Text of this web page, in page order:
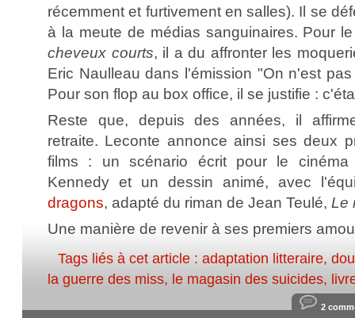
récemment et furtivement en salles). Il se
à la meute de médias sanguinaires. Pour
cheveux courts, il a du affronter les
Eric Naulleau dans l'émission "On n'est
Pour son flop au box office, il se justifie :
Reste que, depuis des années, il
retraite. Leconte annonce ainsi ses deux
films : un scénario écrit pour le cinéma
Kennedy et un dessin animé, avec
dragons, adapté du riman de Jean Teulé, Le
Une manière de revenir à ses premiers
Tags liés à cet article : adaptation litteraire,
la guerre des miss, le magasin des suicides,
2